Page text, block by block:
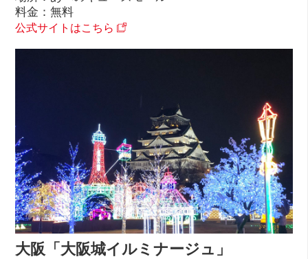
料金：無料
公式サイトはこちら
大阪「大阪城イルミナージュ」